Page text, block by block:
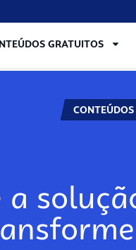
GRATUITOS